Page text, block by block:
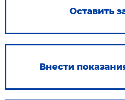
Оставить
Внести